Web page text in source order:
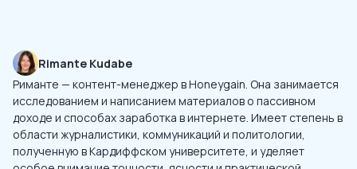
Rimante Kudabe
Риманте — контент-менеджер в Honeygain. Она занимается
исследованием и написанием материалов о пассивном
доходе и способах заработка в интернете. Имеет степень в
области журналистики, коммуникаций и политологии,
полученную в Кардиффском университете, и уделяет